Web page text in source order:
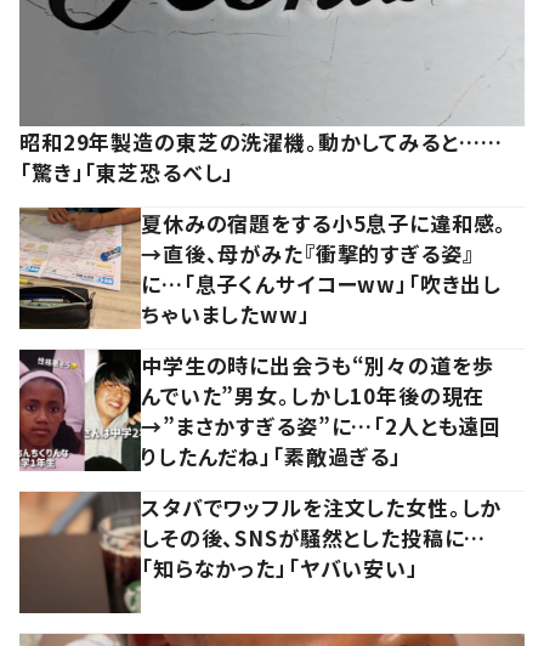
昭和29年製造の東芝の洗濯機。動かしてみると……
「驚き」「東芝恐るべし」
夏休みの宿題をする小5息子に違和感。
→直後、母がみた『衝撃的すぎる姿』
に…「息子くんサイコーww」「吹き出し
ちゃいましたww」
中学生の時に出会うも“別々の道を歩
んでいた”男女。しかし10年後の現在
→”まさかすぎる姿”に…「2人とも遠回
りしたんだね」「素敵過ぎる」
スタバでワッフルを注文した女性。しか
しその後、SNSが騒然とした投稿に…
「知らなかった」「ヤバい安い」